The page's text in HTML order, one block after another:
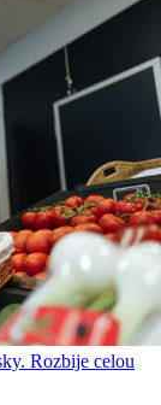
Rozbije celou